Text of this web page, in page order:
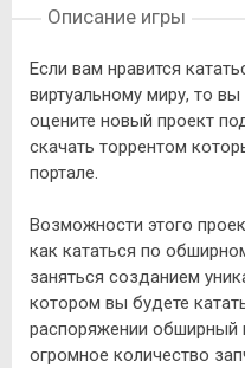
Описание игры
Если вам нравится
виртуальному миру, то
оцените новый проект
скачать торрентом
портале.
Возможности этого
как кататься по
заняться созданием
котором вы будете
распоряжении обширный
огромное количество